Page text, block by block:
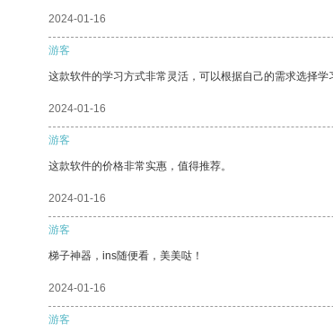
2024-01-16
游客
这款软件的学习方式非常灵活，可以根据自己的需求选择学
2024-01-16
游客
这款软件的价格非常实惠，值得推荐。
2024-01-16
游客
梯子神器，ins随便看，美美哒！
2024-01-16
游客